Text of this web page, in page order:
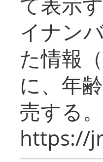
イナン
た情報
に、年
売する
https://